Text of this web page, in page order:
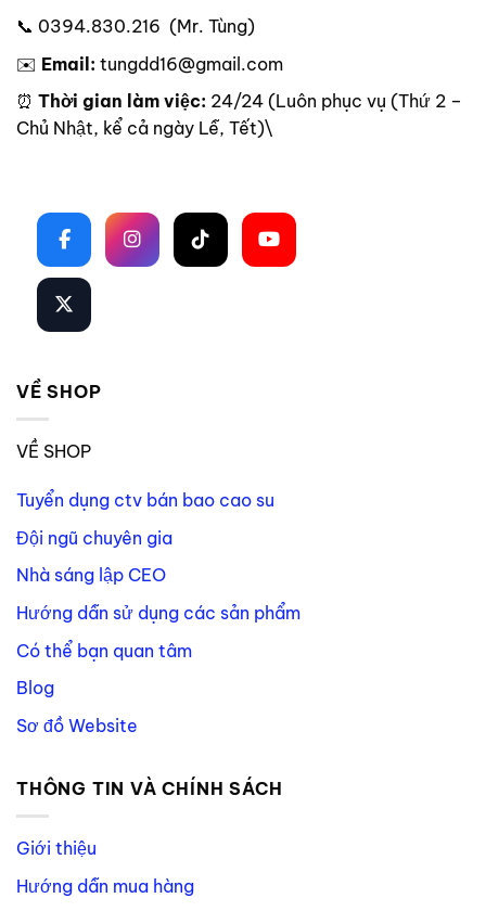
📞 0394.830.216 (Mr. Tùng)
✉️ Email: tungdd16@gmail.com
⏰ Thời gian làm việc: 24/24 (Luôn phục vụ (Thứ 2 –
Chủ Nhật, kể cả ngày Lễ, Tết)\
VỀ SHOP
VỀ SHOP
Tuyển dụng ctv bán bao cao su
Đội ngũ chuyên gia
Nhà sáng lập CEO
Hướng dẫn sử dụng các sản phẩm
Có thể bạn quan tâm
Blog
Sơ đồ Website
THÔNG TIN VÀ CHÍNH SÁCH
Giới thiệu
Hướng dẫn mua hàng